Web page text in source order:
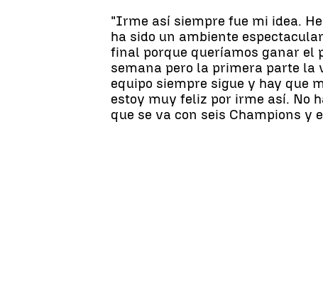
"Irme así siempre fue mi idea.
ha sido un ambiente
final porque queríamos ganar el
semana pero la primera parte la
equipo siempre sigue y hay que
estoy muy feliz por irme así. No
que se va con seis Champions y